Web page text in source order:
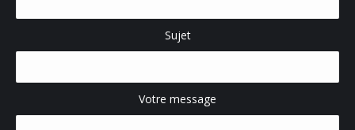
Sujet
Votre message